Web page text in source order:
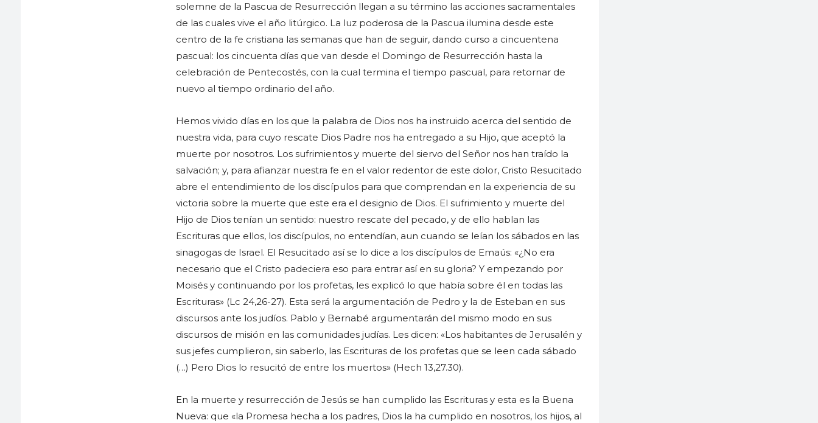
solemne de la Pascua de Resurrección llegan a su término las acciones sacramentales
de las cuales vive el año litúrgico. La luz poderosa de la Pascua ilumina desde este
centro de la fe cristiana las semanas que han de seguir, dando curso a cincuentena
pascual: los cincuenta días que van desde el Domingo de Resurrección hasta la
celebración de Pentecostés, con la cual termina el tiempo pascual, para retornar de
nuevo al tiempo ordinario del año.
Hemos vivido días en los que la palabra de Dios nos ha instruido acerca del sentido de
nuestra vida, para cuyo rescate Dios Padre nos ha entregado a su Hijo, que aceptó la
muerte por nosotros. Los sufrimientos y muerte del siervo del Señor nos han traído la
salvación; y, para afianzar nuestra fe en el valor redentor de este dolor, Cristo Resucitado
abre el entendimiento de los discípulos para que comprendan en la experiencia de su
victoria sobre la muerte que este era el designio de Dios. El sufrimiento y muerte del
Hijo de Dios tenían un sentido: nuestro rescate del pecado, y de ello hablan las
Escrituras que ellos, los discípulos, no entendían, aun cuando se leían los sábados en las
sinagogas de Israel. El Resucitado así se lo dice a los discípulos de Emaús: «¿No era
necesario que el Cristo padeciera eso para entrar así en su gloria? Y empezando por
Moisés y continuando por los profetas, les explicó lo que había sobre él en todas las
Escrituras» (Lc 24,26-27). Esta será la argumentación de Pedro y la de Esteban en sus
discursos ante los judíos. Pablo y Bernabé argumentarán del mismo modo en sus
discursos de misión en las comunidades judías. Les dicen: «Los habitantes de Jerusalén y
sus jefes cumplieron, sin saberlo, las Escrituras de los profetas que se leen cada sábado
(…) Pero Dios lo resucitó de entre los muertos» (Hech 13,27.30).
En la muerte y resurrección de Jesús se han cumplido las Escrituras y esta es la Buena
Nueva: que «la Promesa hecha a los padres, Dios la ha cumplido en nosotros, los hijos, al